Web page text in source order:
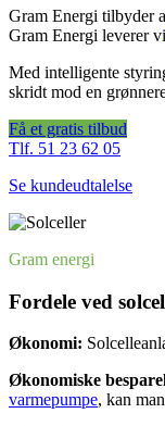
Gram Energi tilbyder
Gram Energi leverer vi
Med intelligente
skridt mod en
Få et gratis tilbud
Tlf. 51 23 62 05
Se kundeudtalelse
Gram energi
Fordele ved
Økonomi:
Økonomiske
varmepumpe, kan